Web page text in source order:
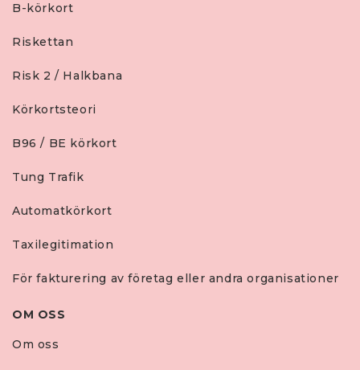
B-körkort
Riskettan
Risk 2 / Halkbana
Körkortsteori
B96 / BE körkort
Tung Trafik
Automatkörkort
Taxilegitimation
För fakturering av företag eller andra organisationer
OM OSS
Om oss